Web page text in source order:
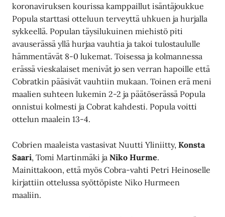
koronaviruksen kourissa kamppaillut isäntäjoukkue
Popula starttasi otteluun terveyttä uhkuen ja hurjalla
sykkeellä. Populan täysilukuinen miehistö piti
avauserässä yllä hurjaa vauhtia ja takoi tulostaululle
hämmentävät 8-0 lukemat. Toisessa ja kolmannessa
erässä vieskalaiset menivät jo sen verran hapoille että
Cobratkin pääsivät vauhtiin mukaan. Toinen erä meni
maalien suhteen lukemin 2-2 ja päätöserässä Popula
onnistui kolmesti ja Cobrat kahdesti. Popula voitti
ottelun maalein 13-4.
Cobrien maaleista vastasivat Nuutti Yliniitty,Konsta
Saari, Tomi Martinmäki jaNiko Hurme.
Mainittakoon, että myös Cobra-vahti Petri Heinoselle
kirjattiin ottelussa syöttöpiste Niko Hurmeen
maaliin.